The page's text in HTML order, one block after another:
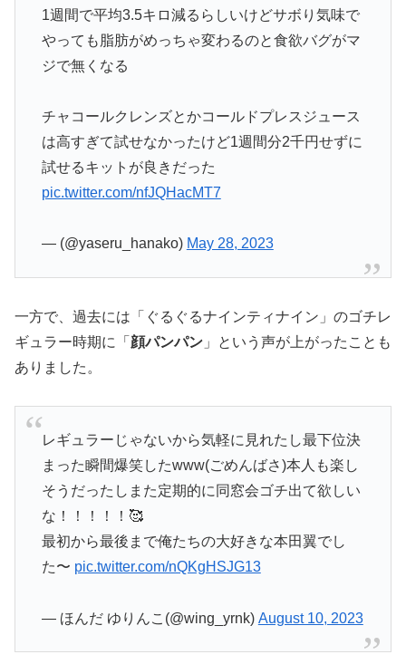
1週間で平均3.5キロ減るらしいけどサボり気味で
やっても脂肪がめっちゃ変わるのと食欲バグがマ
ジで無くなる
チャコールクレンズとかコールドプレスジュース
は高すぎて試せなかったけど1週間分2千円せずに
試せるキットが良きだった
pic.twitter.com/nfJQHacMT7
— (@yaseru_hanako) May 28, 2023
一方で、過去には「ぐるぐるナインティナイン」のゴチレ
ギュラー時期に「 顔パンパン 」という声が上がったことも
ありました。
レギュラーじゃないから気軽に見れたし最下位決
まった瞬間爆笑したwww(ごめんばさ)本人も楽し
そうだったしまた定期的に同窓会ゴチ出て欲しい
な！！！！！🥰
最初から最後まで俺たちの大好きな本田翼でし
た〜 pic.twitter.com/nQKgHSJG13
— ほんだ ゆりんこ(@wing_yrnk) August 10, 2023